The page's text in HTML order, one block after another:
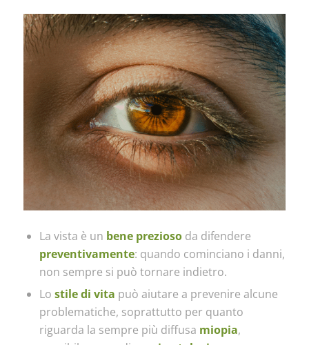
La vista è un bene preziosoda difendere
preventivamente: quando cominciano i danni,
non sempre si può tornare indietro.
Lo stile di vita può aiutare a prevenire alcune
problematiche, soprattutto per quanto
riguarda la sempre più diffusa miopia,